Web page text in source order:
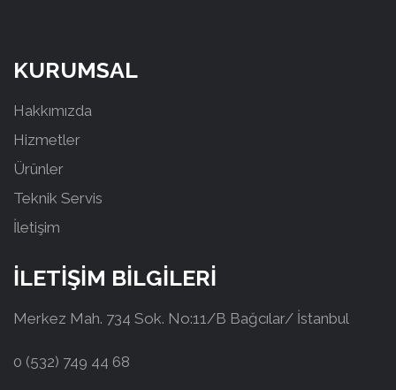
KURUMSAL
Hakkımızda
Hizmetler
Ürünler
Teknik Servis
İletişim
İLETİŞİM BİLGİLERİ
Merkez Mah. 734 Sok. No:11/B Bağcılar/ İstanbul
0 (532) 749 44 68